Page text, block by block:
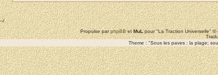
--/
Propulse parphpBBetMuLpour "La Traction Universelle"
Theme : "Sous les paves : la plage;